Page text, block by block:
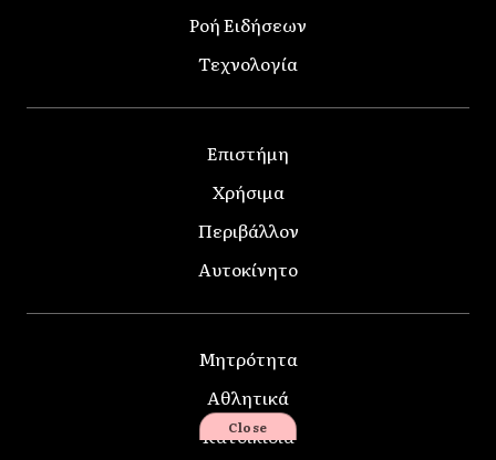
Ροή Ειδήσεων
Τεχνολογία
Επιστήμη
Χρήσιμα
Περιβάλλον
Αυτοκίνητο
Μητρότητα
Αθλητικά
Κατοικίδια
Close